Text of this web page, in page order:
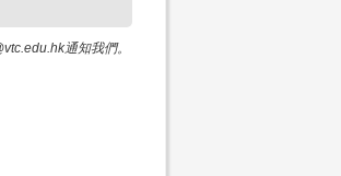
通知我們。